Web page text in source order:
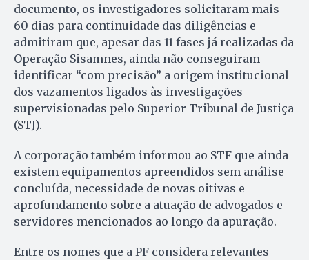
documento, os investigadores solicitaram mais
60 dias para continuidade das diligências e
admitiram que, apesar das 11 fases já realizadas da
Operação Sisamnes, ainda não conseguiram
identificar “com precisão” a origem institucional
dos vazamentos ligados às investigações
supervisionadas pelo Superior Tribunal de Justiça
(STJ).
A corporação também informou ao STF que ainda
existem equipamentos apreendidos sem análise
concluída, necessidade de novas oitivas e
aprofundamento sobre a atuação de advogados e
servidores mencionados ao longo da apuração.
Entre os nomes que a PF considera relevantes